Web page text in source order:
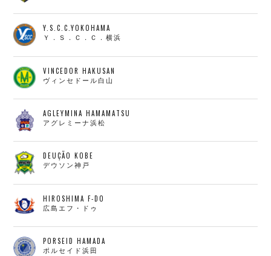
Y.S.C.C.YOKOHAMA
Ｙ．Ｓ．Ｃ．Ｃ．横浜
VINCEDOR HAKUSAN
ヴィンセドール白山
AGLEYMINA HAMAMATSU
アグレミーナ浜松
DEUÇÃO KOBE
デウソン神戸
HIROSHIMA F-DO
広島エフ・ドゥ
PORSEID HAMADA
ポルセイド浜田